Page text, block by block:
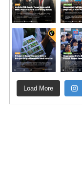
Load More